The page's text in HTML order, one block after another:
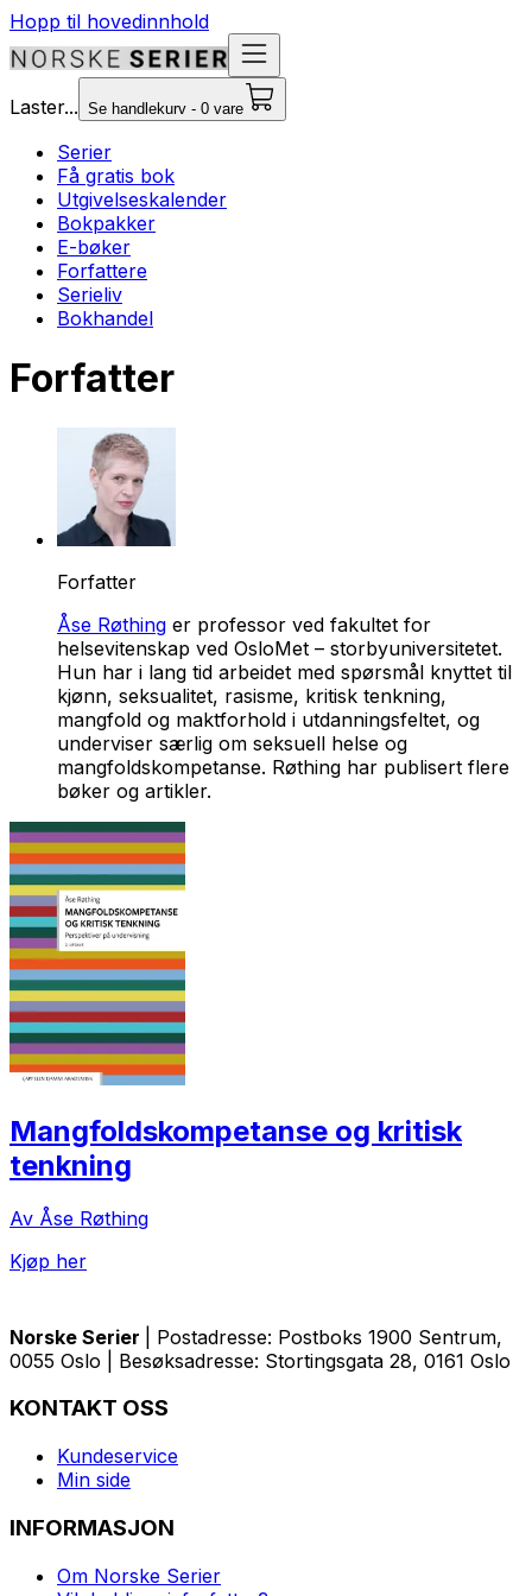
Hopp til hovedinnhold
Laster... Se handlekurv - 0 vare
Serier
Få gratis bok
Utgivelseskalender
Bokpakker
E-bøker
Forfattere
Serieliv
Bokhandel
Forfatter
Forfatter
Åse Røthing er professor ved fakultet for
helsevitenskap ved OsloMet – storbyuniversitetet.
Hun har i lang tid arbeidet med spørsmål knyttet til
kjønn, seksualitet, rasisme, kritisk tenkning,
mangfold og maktforhold i utdanningsfeltet, og
underviser særlig om seksuell helse og
mangfoldskompetanse. Røthing har publisert flere
bøker og artikler.
Mangfoldskompetanse og kritisk
tenkning
Av Åse Røthing
Kjøp her
Norske Serier
| Postadresse: Postboks 1900 Sentrum,
0055 Oslo | Besøksadresse: Stortingsgata 28, 0161 Oslo
KONTAKT OSS
Kundeservice
Min side
INFORMASJON
Om Norske Serier